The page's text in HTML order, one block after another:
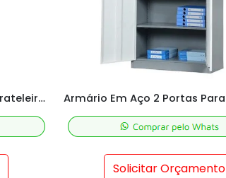
Armário de Aço Preto com 4 Prateleira – M198x90x40 cm
Solicitar Orçamento